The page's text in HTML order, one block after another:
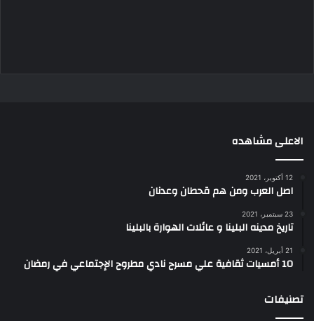
الاعلى مشاهده
12 أكتوبر، 2021
اصل العرب ومن هم قحطان وعدنان
23 سبتمبر، 2021
تاريخ مدينه البلينا و عائلات الهوارة بالبلينا
21 أبريل، 2021
10 أمسيات ثقافية علي مسرح نادي مطروح الإجتماعي في رمضان
تصنيفات